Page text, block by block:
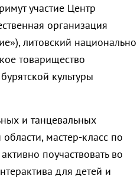
участие Центр
организация
литовский
товарищество
культуры
и танцевальных
мастер-класс по
поучаствовать во
для детей и